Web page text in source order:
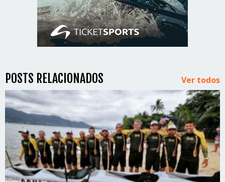
POSTS RELACIONADOS Ver todos